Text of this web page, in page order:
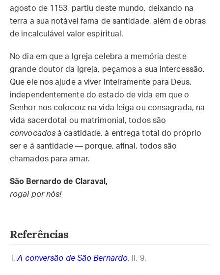
agosto de 1153, partiu deste mundo, deixando na
terra a sua notável fama de santidade, além de obras
de incalculável valor espiritual.
No dia em que a Igreja celebra a memória deste
grande doutor da Igreja, peçamos a sua intercessão.
Que ele nos ajude a viver inteiramente para Deus,
independentemente do estado de vida em que o
Senhor nos colocou: na vida leiga ou consagrada, na
vida sacerdotal ou matrimonial, todos são
convocados à castidade, à entrega total do próprio
ser e à santidade — porque, afinal, todos são
chamados para amar.
São Bernardo de Claraval,
rogai por nós!
Referências
A conversão de São Bernardo, II, 9.